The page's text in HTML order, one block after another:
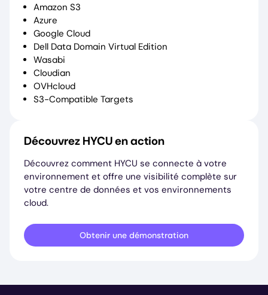
Amazon S3
Azure
Google Cloud
Dell Data Domain Virtual Edition
Wasabi
Cloudian
OVHcloud
S3-Compatible Targets
Découvrez HYCU en action
Découvrez comment HYCU se connecte à votre
environnement et offre une visibilité complète sur
votre centre de données et vos environnements
cloud.
Obtenir une démonstration